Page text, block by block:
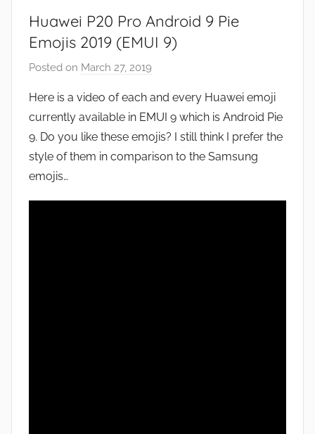
Huawei P20 Pro Android 9 Pie
Emojis 2019 (EMUI 9)
Posted on March 27, 2019
J
o
n
Here is a video of each and every Huawei emoji
currently available in EMUI 9 which is Android Pie
9. Do you like these emojis? I still think I prefer the
style of them in comparison to the Samsung
emojis…